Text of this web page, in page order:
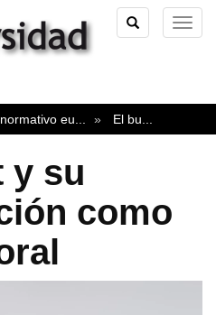
TOGGLE
SEARCH
eu El bu
y su
como